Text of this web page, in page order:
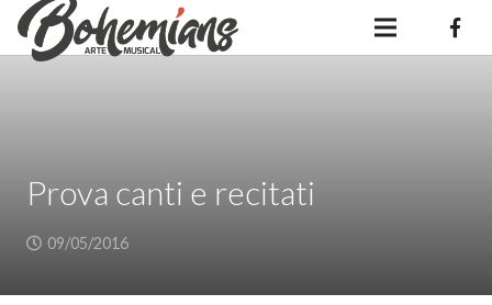
Prova canti e recitati
09/05/2016